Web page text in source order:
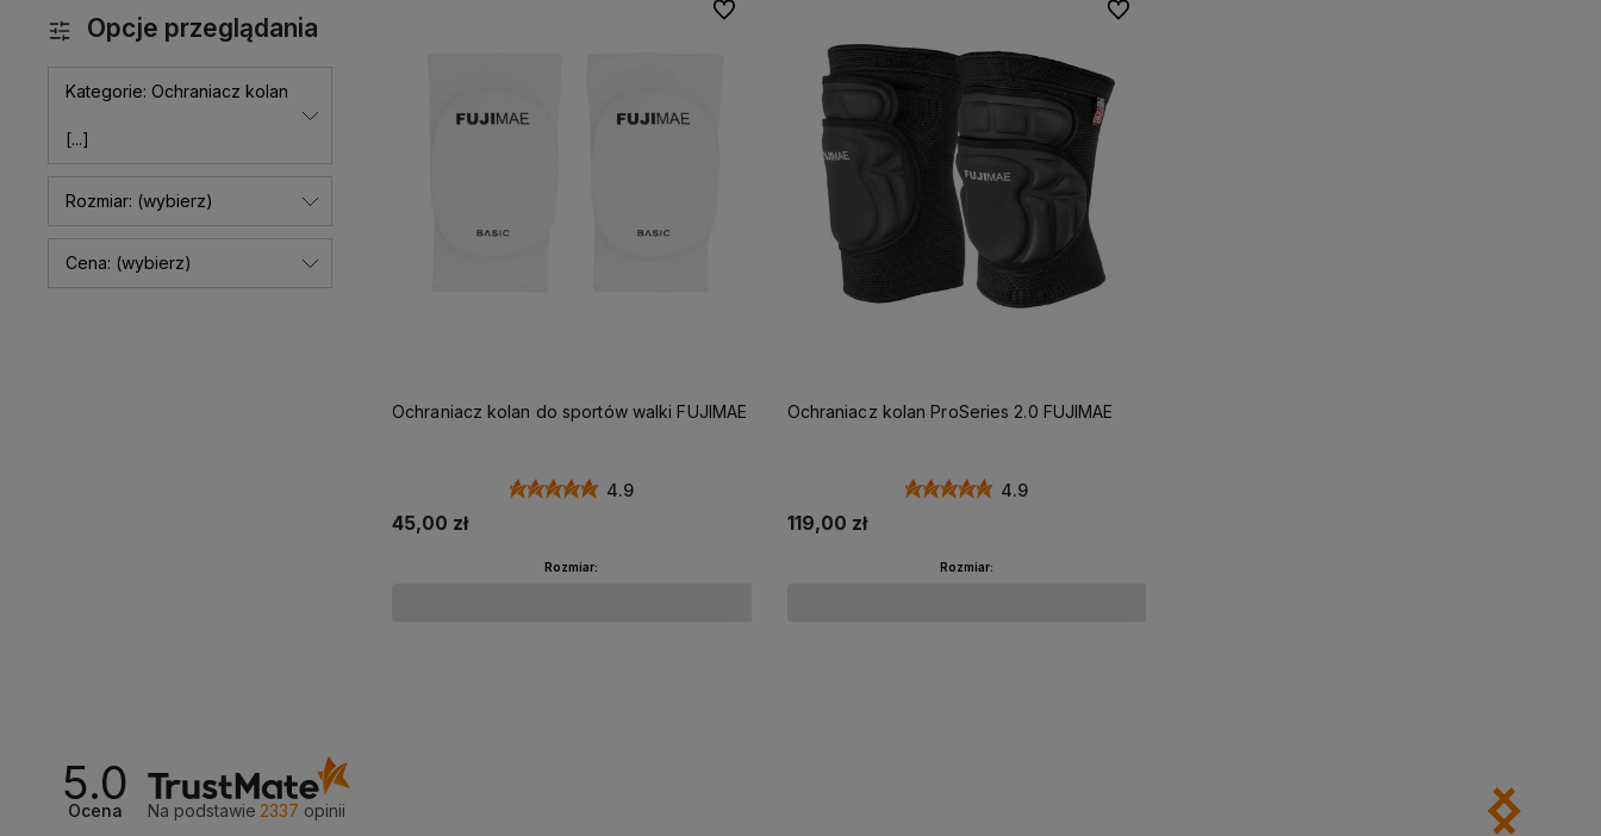
Opcje przeglądania
Kategorie: Ochraniacz kolan
[...]
Rozmiar: (wybierz)
Cena: (wybierz)
Ochraniacz kolan do sportów walki FUJIMAE
4.9
45,00 zł
Rozmiar:
Do ulubionych
Ochraniacz kolan ProSeries 2.0 FUJIMAE
4.9
119,00 zł
Rozmiar:
Do ulubionych
5.0
Ocena Na podstawie 2337 opinii